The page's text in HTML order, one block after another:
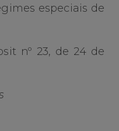
especiais de
nº 23, de 24 de